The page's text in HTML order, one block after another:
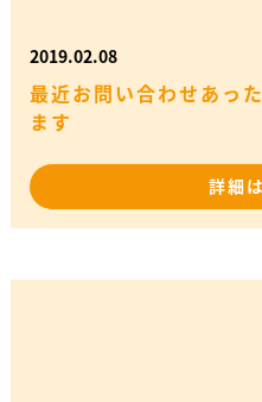
2019.02.08
最近お問い合わせあっ
ます
詳細